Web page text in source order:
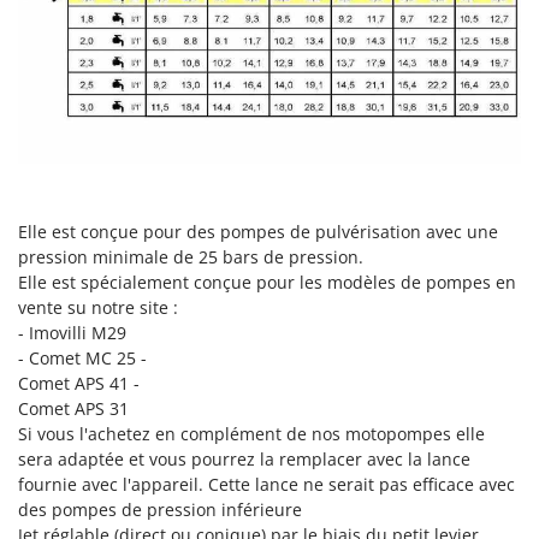
Désherbeurs thermiques et mécaniques
Déshumidificateurs
Draineuses
Effeuilleuses pour olives
Égreneuses à maïs
Électropompes pour la maison et le jardin
Éleveuses artificielles pour poussins
Enfouisseurs de pierres
Enrouleurs de filets pour olives
Épareuses pour tracteur
Épépineuses
Équipements de protection des voies respiratoires
Bosch
Brumi
BullMach
Campagnola
Campingaz
Castelgarden
Castellari
Ceccato Olindo
Char-Broil
Classe
Clementi
Cofra
Elle est conçue pour des pompes de pulvérisation avec une
pression minimale de 25 bars de pression.
Elle est spécialement conçue pour les modèles de pompes en
vente su notre site :
- Imovilli M29
- Comet MC 25 -
Comet APS 41 -
Comet APS 31
Si vous l'achetez en complément de nos motopompes elle
sera adaptée et vous pourrez la remplacer avec la lance
fournie avec l'appareil. Cette lance ne serait pas efficace avec
des pompes de pression inférieure